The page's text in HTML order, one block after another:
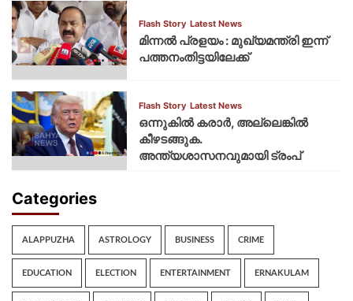
Flash Story Latest News
മിന്നല്‍ പ്രളയം : മുഖ്യമന്ത്രി ഇന്ന്
പത്തനംതിട്ടയിലേക്ക്
Flash Story Latest News
ഒന്നുകില്‍ കരാര്‍, അല്ലെങ്കില്‍
കീഴടങ്ങുക.
അന്ത്യശാസനവുമായി ട്രംപ്
Categories
ALAPPUZHA ASTROLOGY BUSINESS CRIME
EDUCATION ELECTION ENTERTAINMENT ERNAKULAM